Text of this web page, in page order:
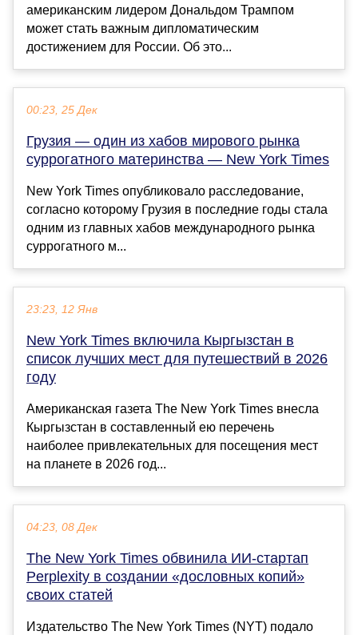
американским лидером Дональдом Трампом
может стать важным дипломатическим
достижением для России. Об это...
00:23, 25 Дек
Грузия — один из хабов мирового рынка
суррогатного материнства — New York Times
New York Times опубликовало расследование,
согласно которому Грузия в последние годы стала
одним из главных хабов международного рынка
суррогатного м...
23:23, 12 Янв
New York Times включила Кыргызстан в
список лучших мест для путешествий в 2026
году
Американская газета The New York Times внесла
Кыргызстан в составленный ею перечень
наиболее привлекательных для посещения мест
на планете в 2026 год...
04:23, 08 Дек
The New York Times обвинила ИИ-стартап
Perplexity в создании «дословных копий»
своих статей
Издательство The New York Times (NYT) подало